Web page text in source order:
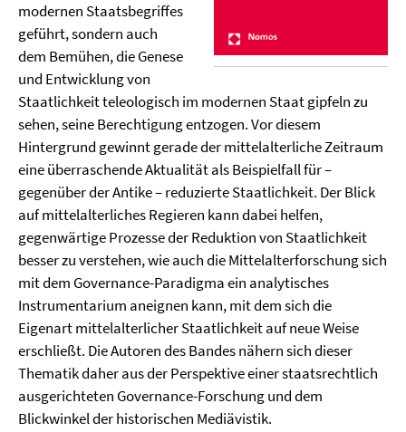
modernen Staatsbegriffes
geführt, sondern auch
dem Bemühen, die Genese
und Entwicklung von
Staatlichkeit teleologisch im modernen Staat gipfeln zu
sehen, seine Berechtigung entzogen. Vor diesem
Hintergrund gewinnt gerade der mittelalterliche Zeitraum
eine überraschende Aktualität als Beispielfall für –
gegenüber der Antike – reduzierte Staatlichkeit. Der Blick
auf mittelalterliches Regieren kann dabei helfen,
gegenwärtige Prozesse der Reduktion von Staatlichkeit
besser zu verstehen, wie auch die Mittelalterforschung sich
mit dem Governance-Paradigma ein analytisches
Instrumentarium aneignen kann, mit dem sich die
Eigenart mittelalterlicher Staatlichkeit auf neue Weise
erschließt. Die Autoren des Bandes nähern sich dieser
Thematik daher aus der Perspektive einer staatsrechtlich
ausgerichteten Governance-Forschung und dem
Blickwinkel der historischen Mediävistik.